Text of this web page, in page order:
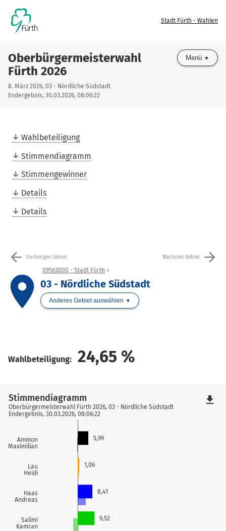
Stadt Fürth - Wahlen
Oberbürgermeisterwahl
Fürth 2026
8. März 2026, 03 - Nördliche Südstadt
Endergebnis, 30.03.2026, 08:06:22
Menü
Wahlbeteiligung
Stimmendiagramm
Stimmengewinner
Details
Details
arrow_back Vorheriges Gebiet Nächstes Gebiet arrow_forward
place
09563000 - Stadt Fürth
03 - Nördliche Südstadt
Anderes Gebiet auswählen
Wahlbeteiligung: 24,65 %
Ammon
Maximilian
Lau
Heidi
Haas
Andreas
Salimi
Kamran
5,99
1,06
8,41
9,52
Stimmendiagramm
Oberbürgermeisterwahl Fürth 2026, 03 - Nördliche Südstadt
Endergebnis, 30.03.2026, 08:06:22
file_download